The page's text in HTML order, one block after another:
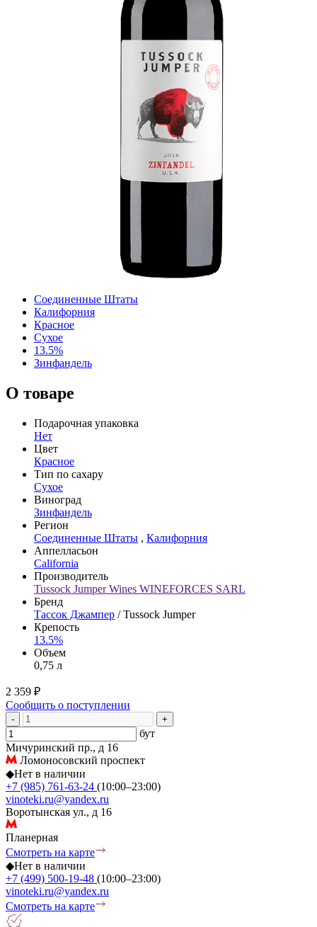
Соединенные Штаты
Калифорния
Красное
Сухое
13.5%
Зинфандель
О товаре
Подарочная упаковка
Нет
Цвет
Красное
Тип по сахару
Сухое
Виноград
Зинфандель
Регион
Соединенные Штаты , Калифорния
Аппелласьон
California
Производитель
Tussock Jumper Wines WINEFORCES SARL
Бренд
Тассок Джампер / Tussock Jumper
Крепость
13.5%
Объем
0,75 л
2 359 ₽
Сообщить о поступлении
- +
бут
Мичуринский пр., д 16
Ломоносовский проспект
◆Нет в наличии
+7 (985) 761-63-24 (10:00–23:00)
vinoteki.ru@yandex.ru
Воротынская ул., д 16
Планерная
Смотреть на карте
◆Нет в наличии
+7 (499) 500-19-48 (10:00–23:00)
vinoteki.ru@yandex.ru
Смотреть на карте